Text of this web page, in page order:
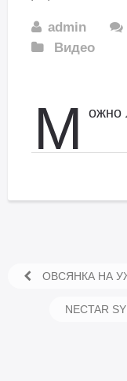
admin
Видео
М ожно
ОВСЯНКА НА
NECTAR